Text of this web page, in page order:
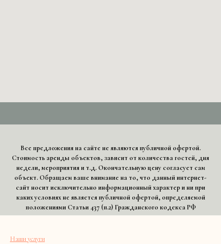
Все предложения на сайте не являются публичной офертой.
Стоимость аренды объектов, зависит от количества гостей, дня
недели, мероприятия и т.д. Окончательную цену согласует сам
объект. Обращаем ваше внимание на то, что данный интернет-
сайт носит исключительно информационный характер и ни при
каких условиях не является публичной офертой, определяемой
положениями Статьи 437 (п.2) Гражданского кодекса РФ
Наши услуги